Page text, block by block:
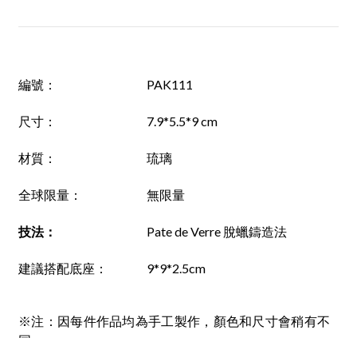
編號 ： PAK111
尺寸 ： 7.9*5.5*9 cm
材質 ： 琉璃
全球限量： 無限量
技法： Pate de Verre 脫蠟鑄造法
建議搭配底座 ： 9*9*2.5cm
※注：因每件作品均為手工製作，顏色和尺寸會稍有不